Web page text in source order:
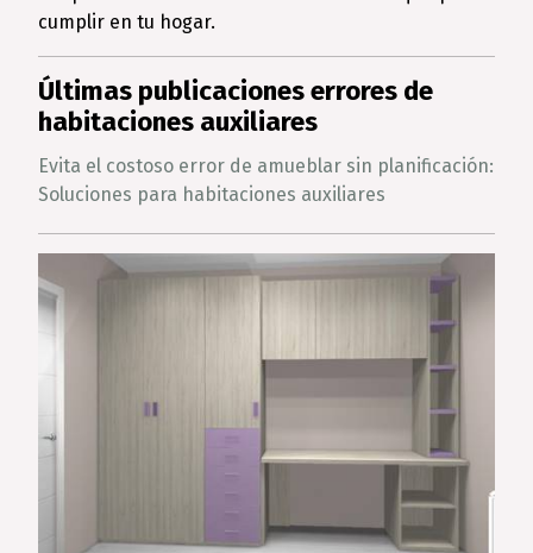
cumplir en tu hogar.
Últimas publicaciones errores de
habitaciones auxiliares
Evita el costoso error de amueblar sin planificación:
Soluciones para habitaciones auxiliares